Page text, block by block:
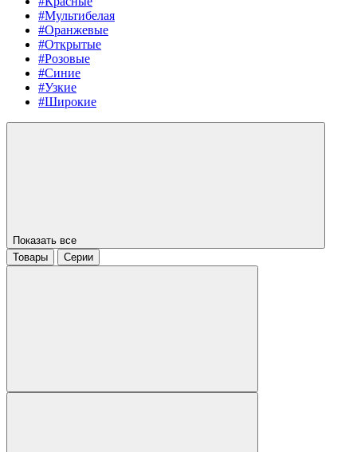
#Мультибелая
#Оранжевые
#Открытые
#Розовые
#Синие
#Узкие
#Широкие
Показать все
Товары
Серии